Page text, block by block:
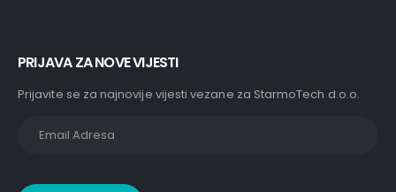
PRIJAVA ZA NOVE VIJESTI
Prijavite se za najnovije vijesti vezane za StarmoTech d.o.o.